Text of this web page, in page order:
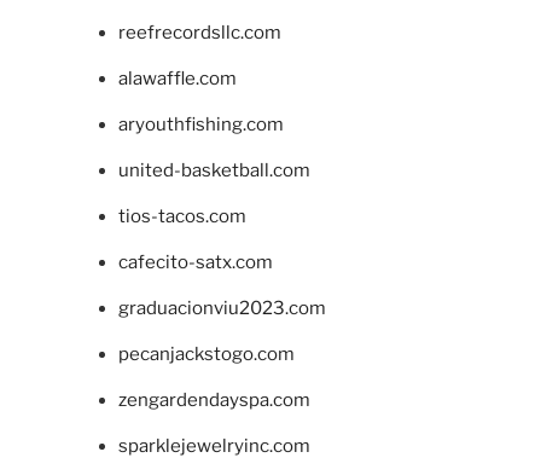
reefrecordsllc.com
alawaffle.com
aryouthfishing.com
united-basketball.com
tios-tacos.com
cafecito-satx.com
graduacionviu2023.com
pecanjackstogo.com
zengardendayspa.com
sparklejewelryinc.com